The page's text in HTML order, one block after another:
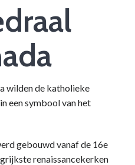
wilden de katholieke
een symbool van het
gebouwd vanaf de 16e
renaissancekerken